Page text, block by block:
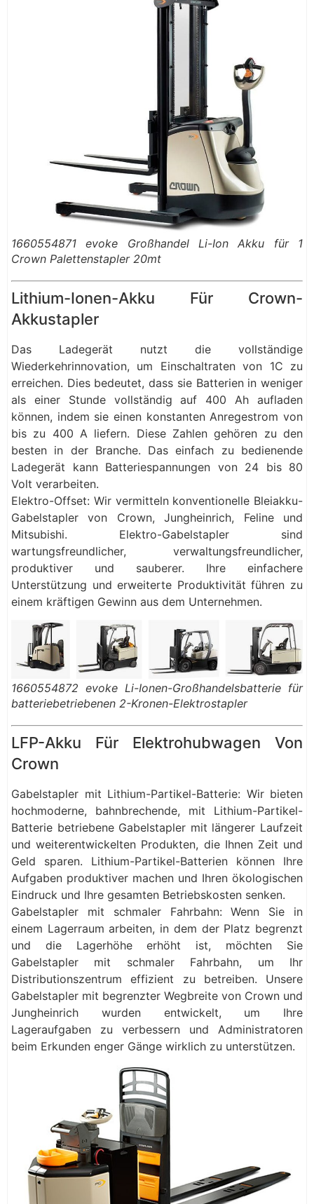
1660554871 evoke Großhandel Li-Ion Akku für 1
Crown Palettenstapler 20mt
Lithium-Ionen-Akku Für Crown-
Akkustapler
Das Ladegerät nutzt die vollständige
Wiederkehrinnovation, um Einschaltraten von 1C zu
erreichen. Dies bedeutet, dass sie Batterien in weniger
als einer Stunde vollständig auf 400 Ah aufladen
können, indem sie einen konstanten Anregestrom von
bis zu 400 A liefern. Diese Zahlen gehören zu den
besten in der Branche. Das einfach zu bedienende
Ladegerät kann Batteriespannungen von 24 bis 80
Volt verarbeiten.
Elektro-Offset: Wir vermitteln konventionelle Bleiakku-
Gabelstapler von Crown, Jungheinrich, Feline und
Mitsubishi. Elektro-Gabelstapler sind
wartungsfreundlicher, verwaltungsfreundlicher,
produktiver und sauberer. Ihre einfachere
Unterstützung und erweiterte Produktivität führen zu
einem kräftigen Gewinn aus dem Unternehmen.
1660554872 evoke Li-Ionen-Großhandelsbatterie für
batteriebetriebenen 2-Kronen-Elektrostapler
LFP-Akku Für Elektrohubwagen Von
Crown
Gabelstapler mit Lithium-Partikel-Batterie: Wir bieten
hochmoderne, bahnbrechende, mit Lithium-Partikel-
Batterie betriebene Gabelstapler mit längerer Laufzeit
und weiterentwickelten Produkten, die Ihnen Zeit und
Geld sparen. Lithium-Partikel-Batterien können Ihre
Aufgaben produktiver machen und Ihren ökologischen
Eindruck und Ihre gesamten Betriebskosten senken.
Gabelstapler mit schmaler Fahrbahn: Wenn Sie in
einem Lagerraum arbeiten, in dem der Platz begrenzt
und die Lagerhöhe erhöht ist, möchten Sie
Gabelstapler mit schmaler Fahrbahn, um Ihr
Distributionszentrum effizient zu betreiben. Unsere
Gabelstapler mit begrenzter Wegbreite von Crown und
Jungheinrich wurden entwickelt, um Ihre
Lageraufgaben zu verbessern und Administratoren
beim Erkunden enger Gänge wirklich zu unterstützen.